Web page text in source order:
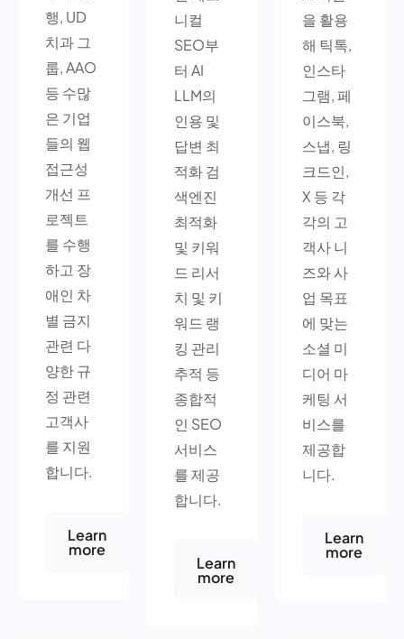
행, UD
치과 그
룹, AAO
등 수많
은 기업
들의 웹
접근성
개선 프
로젝트
를 수행
하고 장
애인 차
별 금지
관련 다
양한 규
정 관련
고객사
를 지원
합니다.
Learn
more
니컬
SEO부
터 AI
LLM의
인용 및
답변 최
적화 검
색엔진
최적화
및 키워
드 리서
치 및 키
워드 랭
킹 관리
추적 등
종합적
인 SEO
서비스
를 제공
합니다.
Learn
more
을 활용
해 틱톡,
인스타
그램, 페
이스북,
스냅, 링
크드인,
X 등 각
각의 고
객사 니
즈와 사
업 목표
에 맞는
소셜 미
디어 마
케팅 서
비스를
제공합
니다.
Learn
more